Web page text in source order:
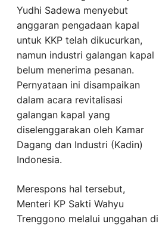
Yudhi Sadewa menyebut
anggaran pengadaan kapal
untuk KKP telah dikucurkan,
namun industri galangan kapal
belum menerima pesanan.
Pernyataan ini disampaikan
dalam acara revitalisasi
galangan kapal yang
diselenggarakan oleh Kamar
Dagang dan Industri (Kadin)
Indonesia.
Merespons hal tersebut,
Menteri KP Sakti Wahyu
Trenggono melalui unggahan di